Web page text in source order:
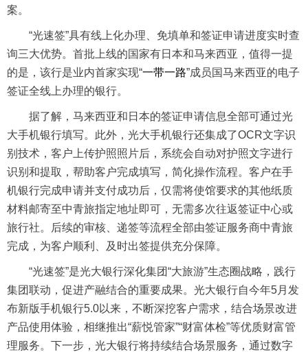
案。
“光速签”具有线上化办理、免填单和签证申请进度实时查
询三大优势。首批上线的国家有日本和马来西亚，值得一提
的是，该行是业内首家实现“一带一路”成员国马来西亚的电子
签证全线上办理的银行。
据了解，马来西亚和日本的签证申请信息全部可通过光
大手机银行填写。此外，光大手机银行还集成了OCR文字识
别技术，客户上传护照照片后，系统会自动对护照文字进行
识别和提取，帮助客户完成填写，简化操作流程。客户在手
机银行完成申请并支付成功后，仅需将使馆要求的其他纸质
材料邮寄至中青旅指定地址即可，无需多次往返签证中心或
旅行社。后续的审核、递签等流程全部由签证服务商中青旅
完成，为客户顺利、及时出签提供充分保障。
“光速签”是光大银行深化集团“大旅游”生态圈战略，践行
集团联动，促进产融结合的重要成果。光大银行自今年5月发
布新版手机银行5.0以来，不断深挖客户需求，结合场景改进
产品使用体验，相继推出“薪悦管家”“财富体检”等优质财富管
理服务。下一步，光大银行将持续结合场景服务，通过数字